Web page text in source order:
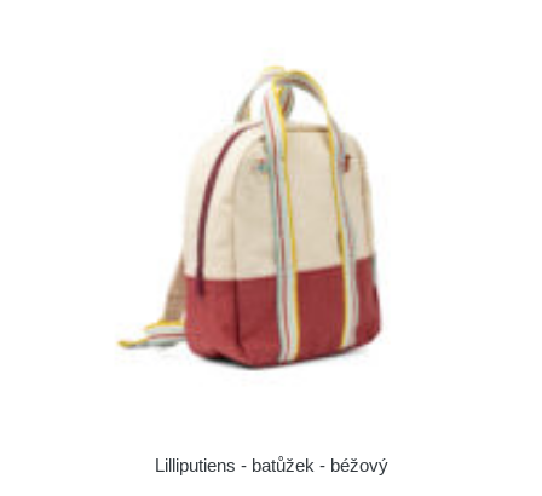
Lilliputiens - batůžek - béžový